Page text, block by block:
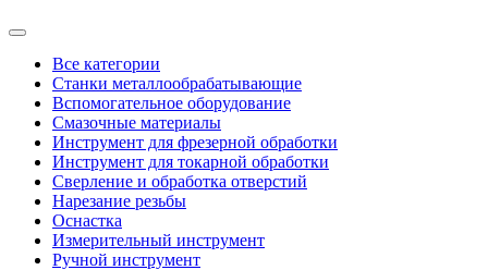
Все категории
Станки металлообрабатывающие
Вспомогательное оборудование
Смазочные материалы
Инструмент для фрезерной обработки
Инструмент для токарной обработки
Сверление и обработка отверстий
Нарезание резьбы
Оснастка
Измерительный инструмент
Ручной инструмент